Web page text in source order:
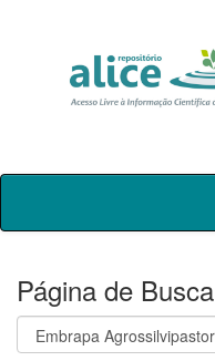
Skip
Página de Busca